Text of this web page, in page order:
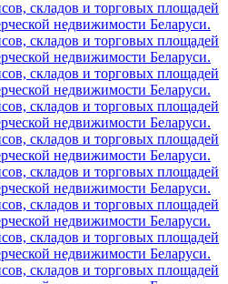
складов и торговых площадей
недвижимости Беларуси.
складов и торговых площадей
недвижимости Беларуси.
складов и торговых площадей
недвижимости Беларуси.
складов и торговых площадей
недвижимости Беларуси.
складов и торговых площадей
недвижимости Беларуси.
складов и торговых площадей
недвижимости Беларуси.
складов и торговых площадей
недвижимости Беларуси.
складов и торговых площадей
недвижимости Беларуси.
складов и торговых площадей